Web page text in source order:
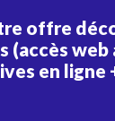
offre
(accès web
en ligne